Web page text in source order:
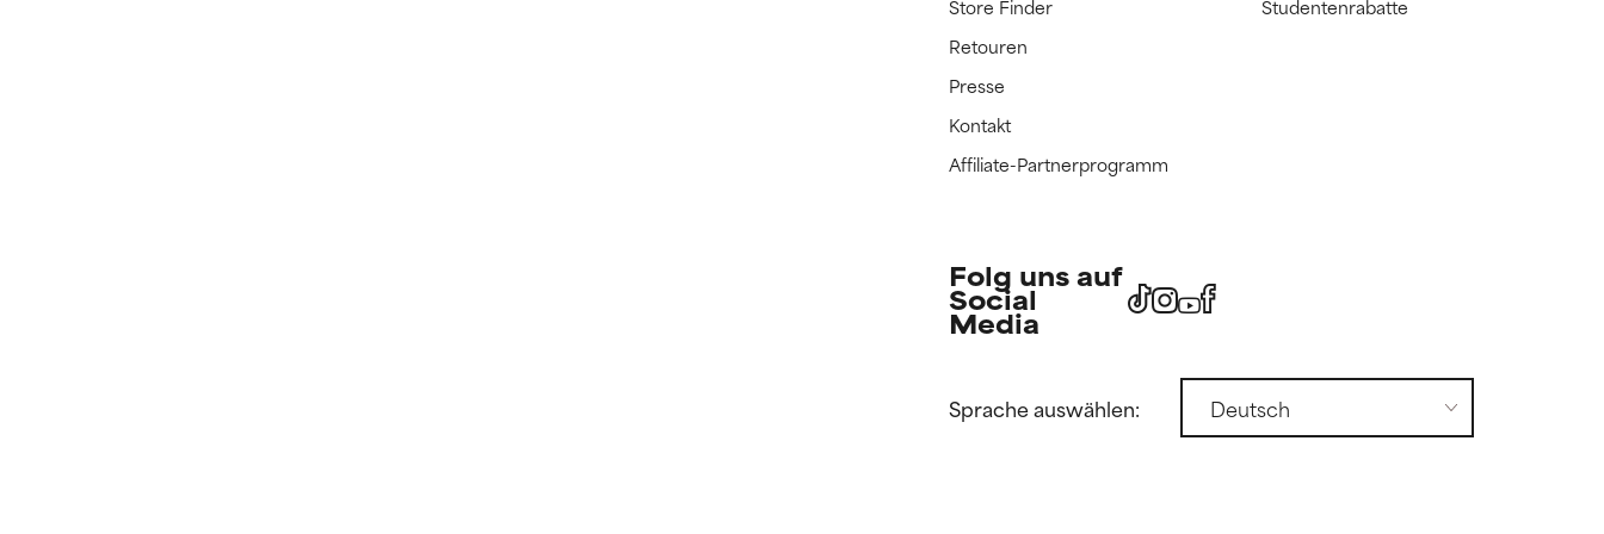
Store Finder
Retouren
Presse
Kontakt
Affiliate-Partnerprogramm
Studentenrabatte
Folg uns auf
Social
Media
Sprache auswählen: